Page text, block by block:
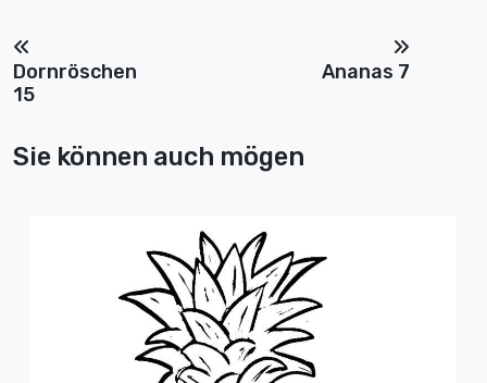
Dornröschen
15
Ananas 7
Sie können auch mögen